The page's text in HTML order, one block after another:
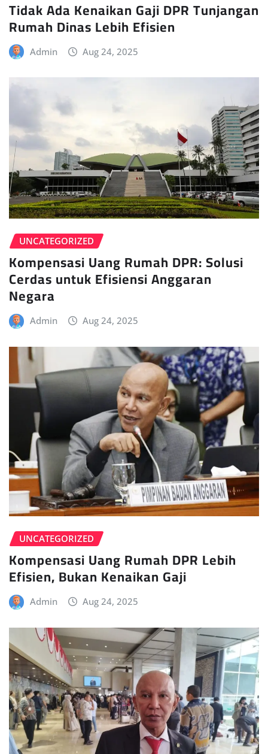
Tidak Ada Kenaikan Gaji DPR Tunjangan
Rumah Dinas Lebih Efisien
Admin Aug 24, 2025
UNCATEGORIZED
Kompensasi Uang Rumah DPR: Solusi
Cerdas untuk Efisiensi Anggaran
Negara
Admin Aug 24, 2025
UNCATEGORIZED
Kompensasi Uang Rumah DPR Lebih
Efisien, Bukan Kenaikan Gaji
Admin Aug 24, 2025